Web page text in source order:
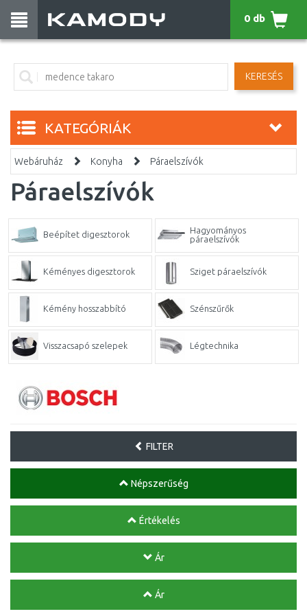
KERESÉS
0 db
KATEGÓRIÁK
Webáruház Konyha Páraelszívók
Páraelszívók
Beépítet digesztorok
Hagyományos
páraelszívók
Kéményes digesztorok Sziget páraelszívók
Kémény hosszabbító Szénszűrők
Visszacsapó szelepek Légtechnika
FILTER
Népszerűség
Értékelés
Ár
Ár